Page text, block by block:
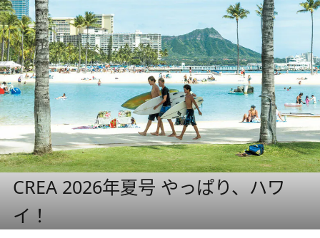
CREA 2026年夏号 やっぱり、ハワ
イ！